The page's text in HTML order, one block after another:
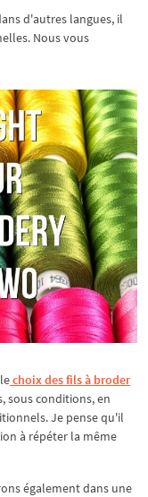
d'autres langues, il
Nous vous
choix des fils à broder
sous conditions, en
Je pense qu'il
à répéter la même
également dans une